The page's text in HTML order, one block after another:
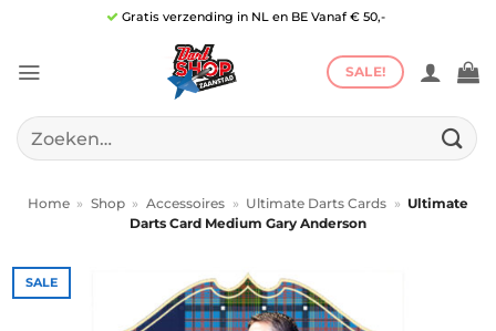
inhoud
Gratis verzending in NL en BE Vanaf € 50,-
SALE!
Zoeken
naar:
Home » Shop » Accessoires » Ultimate Darts Cards » Ultimate
Darts Card Medium Gary Anderson
SALE